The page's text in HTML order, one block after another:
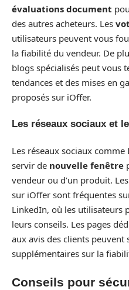
évaluations document
des autres acheteurs. Les
utilisateurs peuvent vous
la fiabilité du vendeur. De
blogs spécialisés peut vous
tendances et des mises en
proposés sur iOffer.
Les réseaux sociaux et
Les réseaux sociaux
servir de nouvelle fenêtre
vendeur ou d’un produit.
sur iOffer sont fréquentes
LinkedIn, où les utilisateurs
leurs conseils. Les pages
aux avis des clients
supplémentaires sur la
Conseils pour